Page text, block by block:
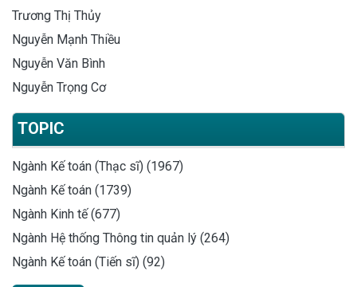
Trương Thị Thủy
Nguyễn Mạnh Thiều
Nguyễn Văn Bình
Nguyễn Trọng Cơ
TOPIC
Ngành Kế toán (Thạc sĩ) (1967)
Ngành Kế toán (1739)
Ngành Kinh tế (677)
Ngành Hệ thống Thông tin quản lý (264)
Ngành Kế toán (Tiến sĩ) (92)